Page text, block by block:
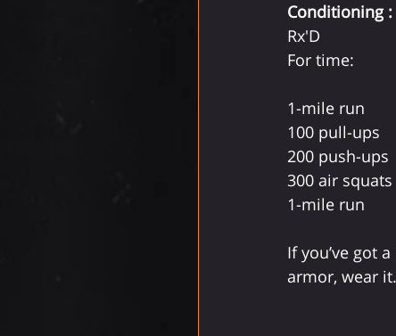
Conditioning :
Rx'D
For time:
1-mile run
100 pull-ups
200 push-ups
300 air squats
1-mile run
If you’ve got
armor, wear it.